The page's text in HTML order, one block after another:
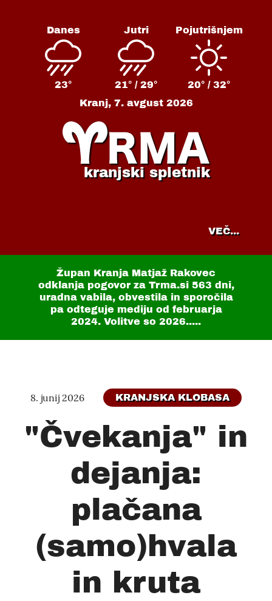
Danes
23°
Jutri
21° / 29°
Pojutrišnjem
20° / 32°
Kranj, 7. avgust 2026
kranjski spletnik
VEČ...
Župan Kranja Matjaž Rakovec
odklanja pogovor za Trma.si 563 dni,
uradna vabila, obvestila in sporočila
pa odteguje mediju od februarja
2024. Volitve so 2026.....
8. junij 2026 KRANJSKA KLOBASA
"Čvekanja" in
dejanja:
plačana
(samo)hvala
in kruta